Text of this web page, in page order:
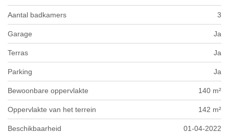
Aantal badkamers 3
Garage Ja
Terras Ja
Parking Ja
Bewoonbare oppervlakte 140 m²
Oppervlakte van het terrein 142 m²
Beschikbaarheid 01-04-2022